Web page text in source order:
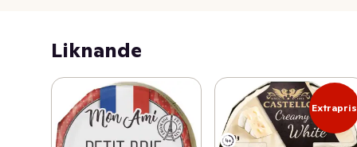
Liknande
Extrapris